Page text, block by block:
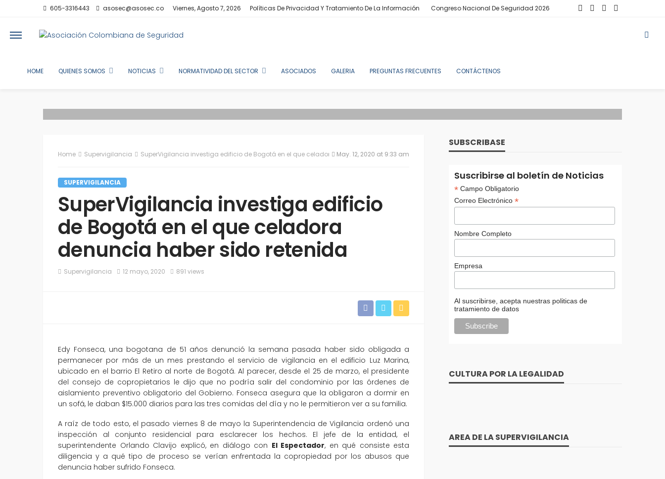
605-3316443 asosec@asosec.co Viernes, Agosto 7, 2026 Políticas De Privacidad Y Tratamiento De La Información Congreso Nacional De Seguridad 2026
HOME QUIENES SOMOS NOTICIAS NORMATIVIDAD DEL SECTOR ASOCIADOS GALERIA PREGUNTAS FRECUENTES CONTÁCTENOS
Home Supervigilancia SuperVigilancia investiga edificio de Bogotá en el que celadora denuncia haber sido retenida
May. 12, 2020 at 9:33 am
SUPERVIGILANCIA
SuperVigilancia investiga edificio
de Bogotá en el que celadora
denuncia haber sido retenida
Supervigilancia 12 mayo, 2020 891 views
Edy Fonseca, una bogotana de 51 años denunció la semana pasada haber sido obligada a
permanecer por más de un mes prestando el servicio de vigilancia en el edificio Luz Marina,
ubicado en el barrio El Retiro al norte de Bogotá. Al parecer, desde el 25 de marzo, el presidente
del consejo de copropietarios le dijo que no podría salir del condominio por las órdenes de
aislamiento preventivo obligatorio del Gobierno. Fonseca asegura que la obligaron a dormir en
un sofá, le daban $15.000 diarios para las tres comidas del día y no le permitieron ver a su familia.
A raíz de todo esto, el pasado viernes 8 de mayo la Superintendencia de Vigilancia ordenó una
inspección al conjunto residencial para esclarecer los hechos. El jefe de la entidad, el
superintendente Orlando Clavijo explicó, en diálogo con El Espectador, en qué consiste esta
diligencia y a qué tipo de proceso se verían enfrentada la copropiedad por los abusos que
denuncia haber sufrido Fonseca.
SUBSCRIBASE
Suscribirse al boletín de Noticias
*Campo Obligatorio
Correo Electrónico *
Nombre Completo
Empresa
Al suscribirse, acepta nuestras politicas de
tratamiento de datos
CULTURA POR LA LEGALIDAD
AREA DE LA SUPERVIGILANCIA